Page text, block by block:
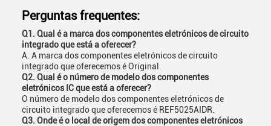
Perguntas frequentes:
Q1. Qual é a marca dos componentes eletrónicos de circuito
integrado que está a oferecer?
A. A marca dos componentes eletrónicos de circuito
integrado que oferecemos é Original.
Q2. Qual é o número de modelo dos componentes
eletrónicos IC que está a oferecer?
O número de modelo dos componentes eletrónicos de
circuito integrado que oferecemos é REF5025AIDR.
Q3. Onde é o local de origem dos componentes eletrónicos